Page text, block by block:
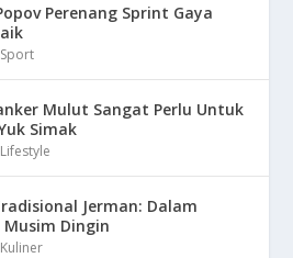
Perenang Sprint Gaya
Sport
Mulut Sangat Perlu Untuk
Simak
Lifestyle
Jerman: Dalam
Dingin
Kuliner